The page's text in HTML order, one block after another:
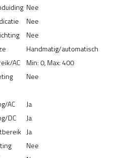
Nee
Nee
Nee
Handmatig/automatisch
AC
Min: 0, Max: 400
Nee
AC
Ja
DC
Ja
Ja
Nee